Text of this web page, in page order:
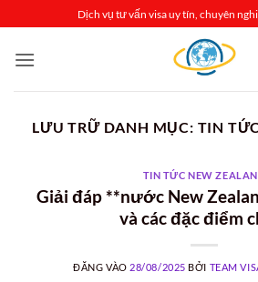
qua
nội
Dịch vụ tư vấn visa uy tín, chuyên
LƯU TRỮ DANH MỤC: TIN
TIN TỨC NEW
Giải đáp **nước New
và các đặc điểm
ĐĂNG VÀO 28/08/2025 BỞI TEAM